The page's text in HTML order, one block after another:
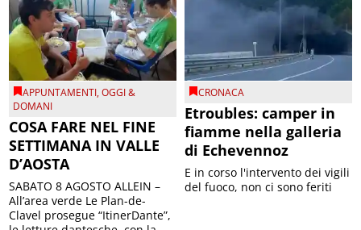
APPUNTAMENTI,OGGI &
DOMANI
COSA FARE NEL FINE
SETTIMANA IN VALLE
D’AOSTA
SABATO 8 AGOSTO ALLEIN –
All’area verde Le Plan-de-
Clavel prosegue “ItinerDante”,
CRONACA
Etroubles: camper in
fiamme nella galleria
di Echevennoz
E in corso l'intervento dei vigili
del fuoco, non ci sono feriti